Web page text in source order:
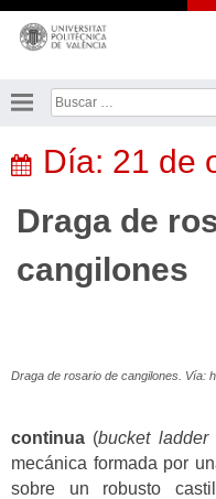
Saltar
contenido
Buscar:
Día: 21 de
Draga de
cangilones
Draga de rosario de cangilones. Vía:
continua (bucket ladder
mecánica formada por
sobre un robusto